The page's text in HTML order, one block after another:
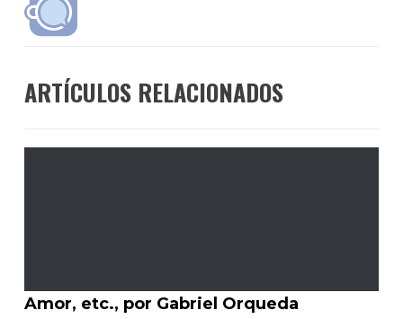
ARTÍCULOS RELACIONADOS
Amor, etc., por Gabriel Orqueda